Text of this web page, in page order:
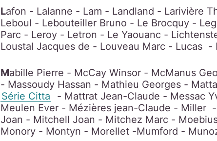
Lafon - Lalanne - Lam - Landland - Larivière
Leboul - Lebouteiller Bruno - Le Brocquy -
Parc - Leroy - Letron - Le Yaouanc -
Loustal Jacques de - Louveau Marc - Lucas -
Mabille Pierre - McCay Winsor - McManus
- Massoudy Hassan - Mathieu Georges -
Série Citta
- Mattrat Jean-Claude - Messac
Meulen Ever - Mézières jean-Claude - Miller
Joan - Mitchell Joan - Mitchez Marc -
Monory - Montyn - Morellet -Mumford -